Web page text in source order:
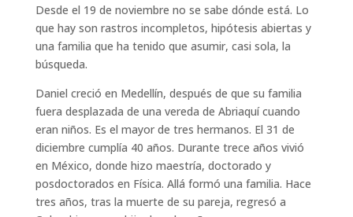
Desde el 19 de noviembre no se sabe dónde está. Lo
que hay son rastros incompletos, hipótesis abiertas y
una familia que ha tenido que asumir, casi sola, la
búsqueda.
Daniel creció en Medellín, después de que su familia
fuera desplazada de una vereda de Abriaquí cuando
eran niños. Es el mayor de tres hermanos. El 31 de
diciembre cumplía 40 años. Durante trece años vivió
en México, donde hizo maestría, doctorado y
posdoctorados en Física. Allá formó una familia. Hace
tres años, tras la muerte de su pareja, regresó a